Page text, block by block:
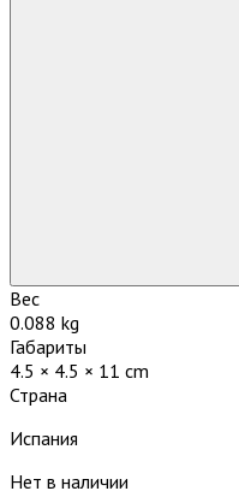
Вес
0.088 kg
Габариты
4.5 × 4.5 × 11 cm
Страна
Испания
Нет в наличии